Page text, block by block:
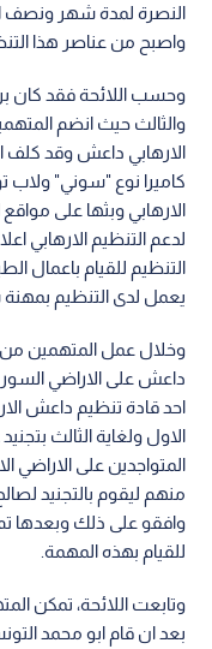
النصرة لمدة شهر ونصف
واصبح من عناصر هذا
وحسب اللائحة فقد كان
والثالث حيث انضم
الارهابي داعش وقد كلف
كاميرا نوع "سوني" ولاب
الارهابي وبثها على مواقع
لدعم التنظيم الارهابي
التنظيم للقيام باعمال
يعمل لدى التنظيم بمهنة
وخلال عمل المتهمين من
داعش على الاراضي
احد قادة تنظيم داعش
الاول ولغاية الثالث
منهم ليقوم بالتجنيد
وافقو على ذلك وبعدها تم
للقيام بهذه المهمة.
وتابعت اللائحة، تمكن